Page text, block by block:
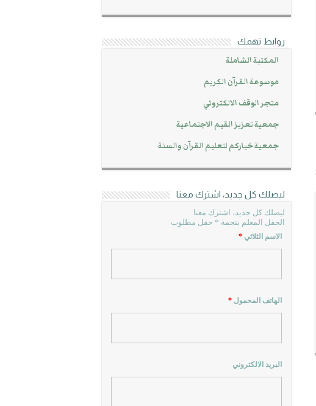
روابط تهمك
المكتبة الشاملة
موسوعة القرآن الكريم
متجر الوقف الالكتروني
جمعية تعزيز القيم الاجتماعية
جمعية خياركم لتعليم القرآن والسنة
ليصلك كل جديد، اشترك معنا
ليصلك كل جديد، اشترك معنا
الحقل المعلم بنجمة * حقل مطلوب
الاسم الثلاثي *
الهاتف المحمول *
البريد الالكتروني